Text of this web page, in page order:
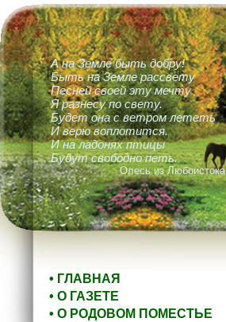
А на Земле быть добру!
Быть на Земле рассвету
Песней своей эту мечту
Я разнесу по свету.
Будет она с ветром лететь
И верю воплотится.
И на ладонях птицы
Будут свободно петь.
Олесь из Любоистока
• ГЛАВНАЯ
• О ГАЗЕТЕ
• О РОДОВОМ ПОМЕСТЬЕ